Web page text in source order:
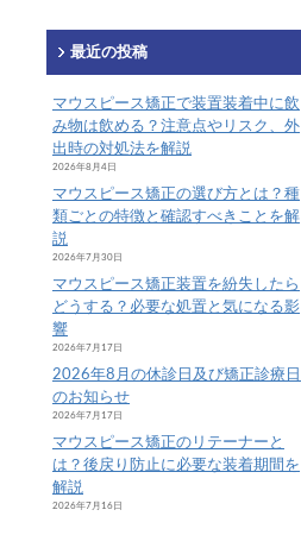
最近の投稿
マウスピース矯正で装置装着中に飲
み物は飲める？注意点やリスク、外
出時の対処法を解説
2026年8月4日
マウスピース矯正の選び方とは？種
類ごとの特徴と確認すべきことを解
説
2026年7月30日
マウスピース矯正装置を紛失したら
どうする？必要な処置と気になる影
響
2026年7月17日
2026年8月の休診日及び矯正診療日
のお知らせ
2026年7月17日
マウスピース矯正のリテーナーと
は？後戻り防止に必要な装着期間を
解説
2026年7月16日